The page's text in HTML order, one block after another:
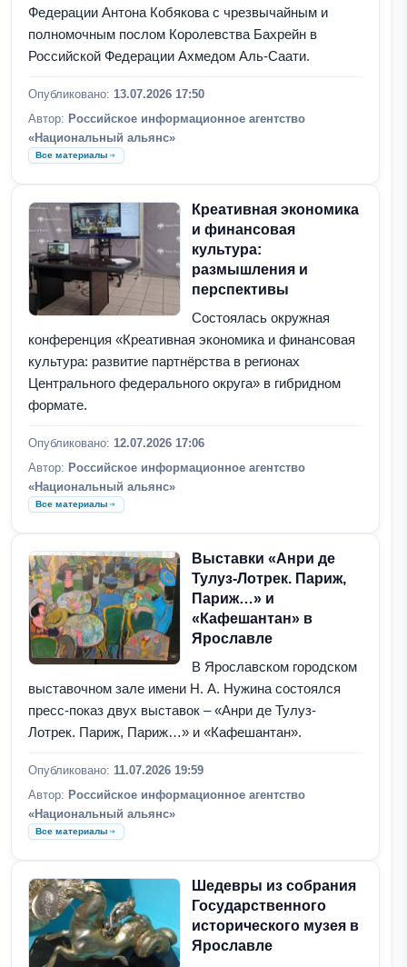
Федерации Антона Кобякова с чрезвычайным и
полномочным послом Королевства Бахрейн в
Российской Федерации Ахмедом Аль-Саати.
Опубликовано: 13.07.2026 17:50
Автор: Российское информационное агентство
«Национальный альянс»
Все материалы
Креативная экономика
и финансовая
культура:
размышления и
перспективы
Состоялась окружная
конференция «Креативная экономика и финансовая
культура: развитие партнёрства в регионах
Центрального федерального округа» в гибридном
формате.
Опубликовано: 12.07.2026 17:06
Автор: Российское информационное агентство
«Национальный альянс»
Все материалы
Выставки «Анри де
Тулуз-Лотрек. Париж,
Париж…» и
«Кафешантан» в
Ярославле
В Ярославском городском
выставочном зале имени Н. А. Нужина состоялся
пресс-показ двух выставок – «Анри де Тулуз-
Лотрек. Париж, Париж…» и «Кафешантан».
Опубликовано: 11.07.2026 19:59
Автор: Российское информационное агентство
«Национальный альянс»
Все материалы
Шедевры из собрания
Государственного
исторического музея в
Ярославле